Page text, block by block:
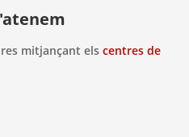
mitjançant els centres de